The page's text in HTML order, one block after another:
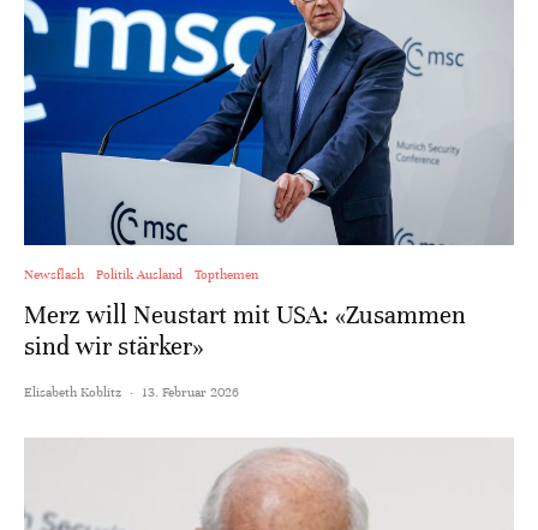
Newsflash Politik Ausland Topthemen
Merz will Neustart mit USA: «Zusammen
sind wir stärker»
Elisabeth Koblitz · 13. Februar 2026